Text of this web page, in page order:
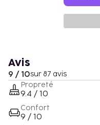
Avis
9 / 10sur 87 avis
Propreté
9.4 / 10
Confort
9 / 10